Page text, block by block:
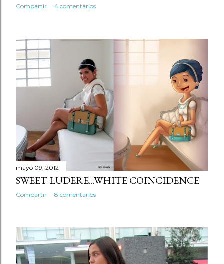
Compartir 4 comentarios
mayo 09, 2012
SWEET LUDERE...WHITE COINCIDENCE
Compartir 8 comentarios